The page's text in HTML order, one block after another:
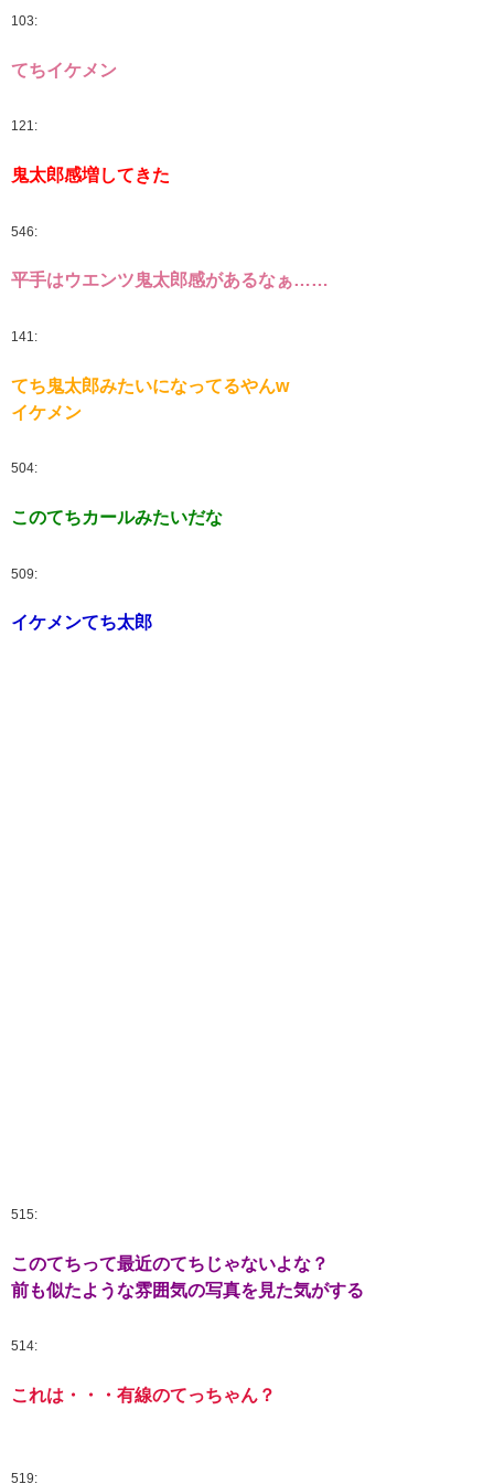
103:
てちイケメン
121:
鬼太郎感増してきた
546:
平手はウエンツ鬼太郎感があるなぁ……
141:
てち鬼太郎みたいになってるやんw
イケメン
504:
このてちカールみたいだな
509:
イケメンてち太郎
515:
このてちって最近のてちじゃないよな？
前も似たような雰囲気の写真を見た気がする
514:
これは・・・有線のてっちゃん？
519: